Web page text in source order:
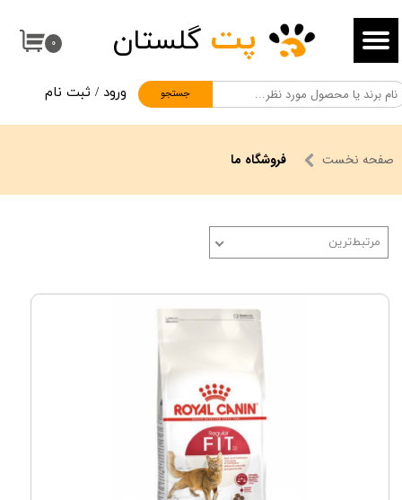
۰
جستجو
پت گلستان
ورود / ثبت نام
حساب کاربری من
تغییر گذر واژه
سفارشات
خروج از حساب کاربری
صفحه نخست فروشگاه ما
مرتبط‌ترین